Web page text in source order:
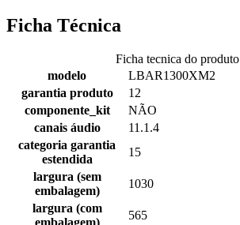
Ficha Técnica
Ficha tecnica do produto
modelo
LBAR1300XM2
garantia produto
12
componente_kit
NÃO
canais áudio
11.1.4
categoria garantia
estendida
15
largura (sem
embalagem)
1030
largura (com
565